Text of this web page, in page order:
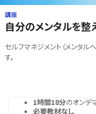
講座
自分のメンタルを整
セルフマネジメント（メンタ
す。
1時間18分のオンデ
必要教材なし